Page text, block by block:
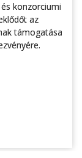
konzorciumi
az
támogatása